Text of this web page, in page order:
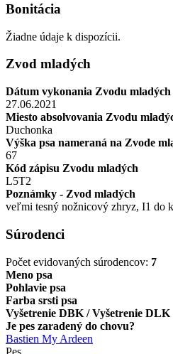
Bonitácia
Žiadne údaje k dispozícii.
Zvod mladých
Dátum vykonania Zvodu mladých
27.06.2021
Miesto absolvovania Zvodu
Duchonka
Výška psa nameraná na Zvode
67
Kód zápisu Zvodu mladých
L5T2
Poznámky - Zvod mladých
veľmi tesný nožnicový zhryz, I1 do
Súrodenci
Počet evidovaných súrodencov: 7
Meno psa
Pohlavie psa
Farba srsti psa
Vyšetrenie DBK / Vyšetrenie DLK
Je pes zaradený do chovu?
Bastien My Ardeen
Pes